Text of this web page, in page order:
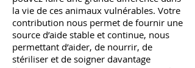
la vie de ces animaux vulnérables. Votre
contribution nous permet de fournir une
source d’aide stable et continue, nous
permettant d’aider, de nourrir, de
stériliser et de soigner davantage